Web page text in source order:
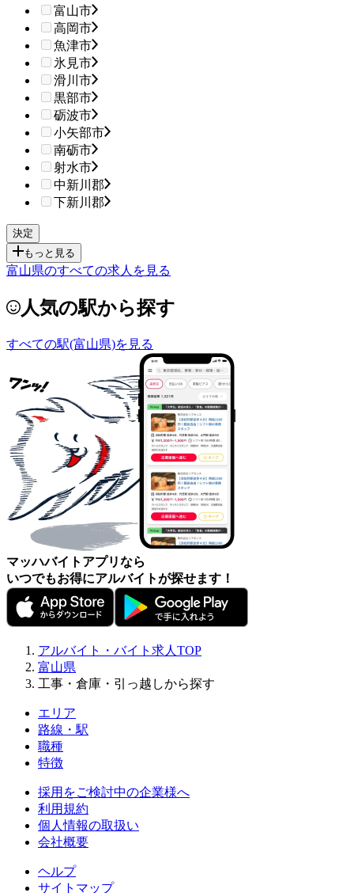
富山市
高岡市
魚津市
氷見市
滑川市
黒部市
砺波市
小矢部市
南砺市
射水市
中新川郡
下新川郡
もっと見る
富山県のすべての求人を見る
人気の駅から探す
すべての駅(富山県)を見る
マッハバイトアプリなら
いつでもお得にアルバイトが探せます！
アルバイト・バイト求人TOP
富山県
工事・倉庫・引っ越しから探す
エリア
路線・駅
職種
特徴
採用をご検討中の企業様へ
利用規約
個人情報の取扱い
会社概要
ヘルプ
サイトマップ